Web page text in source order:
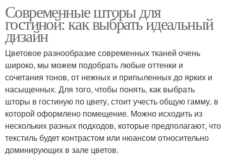
Современные шторы для
гостиной: как выбрать идеальный
дизайн
Цветовое разнообразие современных тканей очень
широко, мы можем подобрать любые оттенки и
сочетания тонов, от нежных и припыленных до ярких и
насыщенных. Для того, чтобы понять, как выбрать
шторы в гостиную по цвету, стоит учесть общую гамму, в
которой оформлено помещение. Можно исходить из
нескольких разных подходов, которые предполагают, что
текстиль будет контрастом или нюансом относительно
доминирующих в зале цветов.